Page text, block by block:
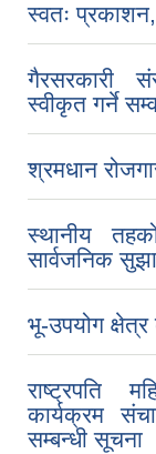
स्वतः
गैरसरकारी
स्वीकृत गर्ने
श्रमधान
स्थानीय
सार्वजनिक
भू-उपयोग क्षेत्र
राष्ट्रपति
कार्यक्रम
सम्बन्धी सूचना